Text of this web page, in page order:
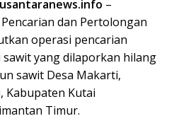
–
dan Pertolongan
operasi pencarian
yang dilaporkan hilang
sawit Desa Makarti,
Kabupaten Kutai
Timur.